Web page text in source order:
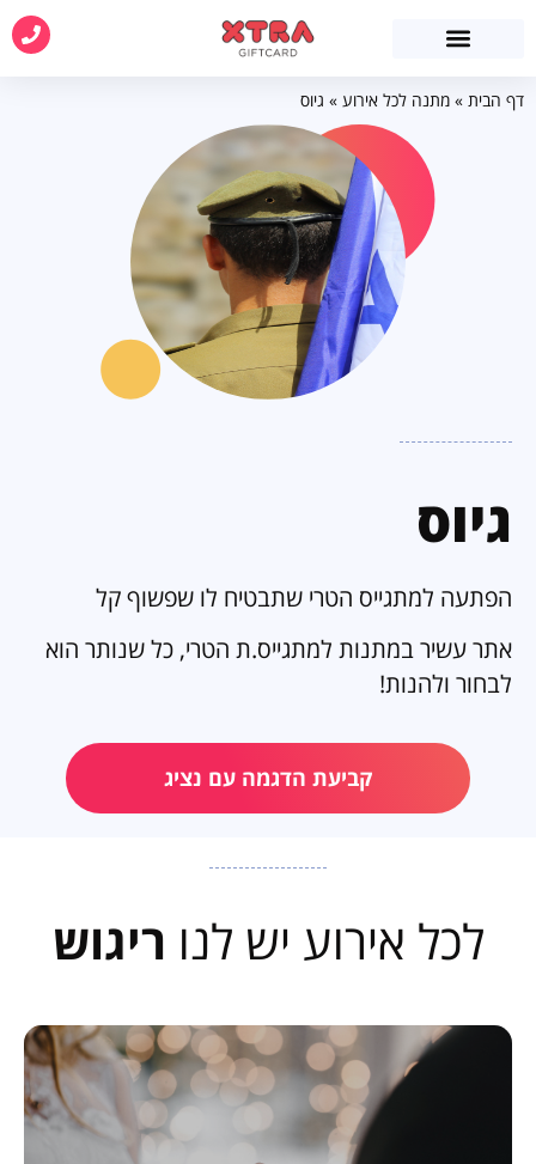
דף הבית » מתנה לכל אירוע » גיוס
גיוס
הפתעה למתגייס הטרי שתבטיח לו שפשוף קל
אתר עשיר במתנות למתגייס.ת הטרי, כל שנותר הוא
לבחור ולהנות!
קביעת הדגמה עם נציג
לכל אירוע יש לנו ריגוש